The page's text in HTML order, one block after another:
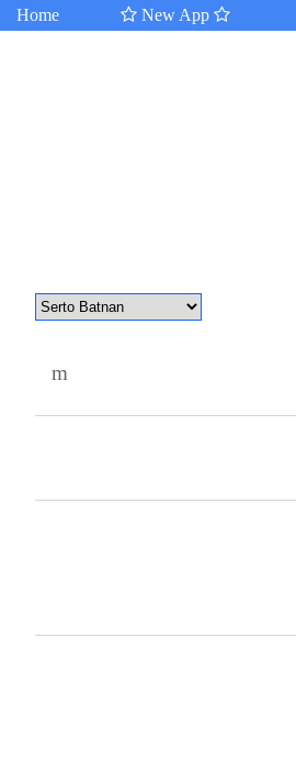
Home New App
m